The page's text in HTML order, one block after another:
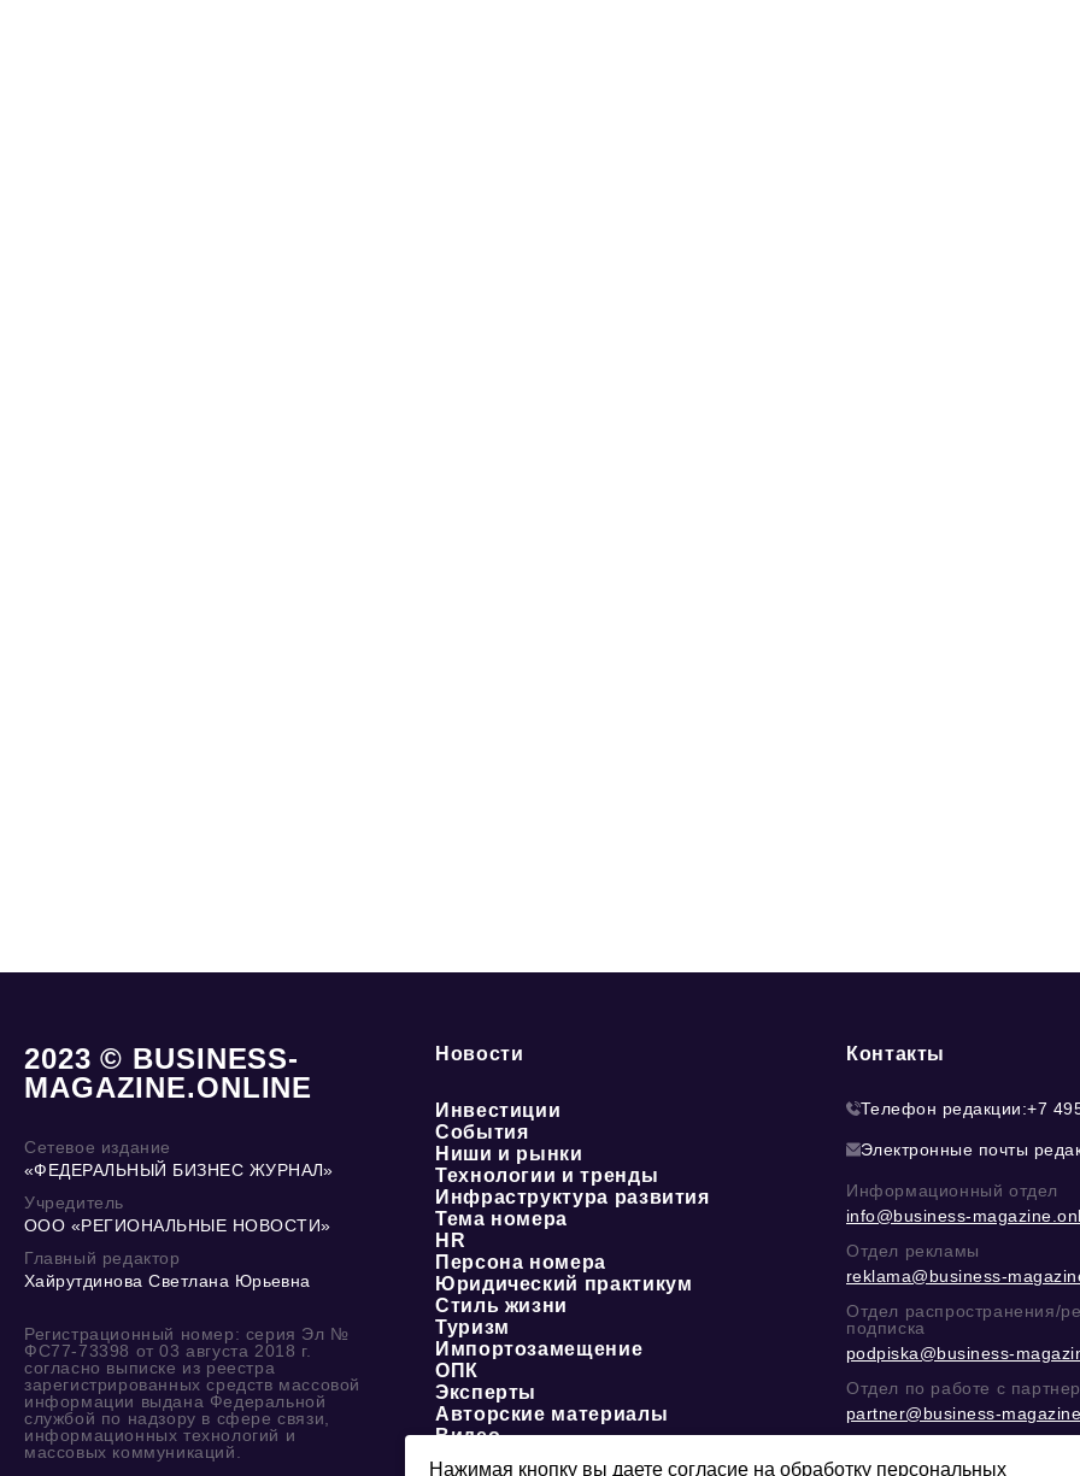
2023 © BUSINESS-
MAGAZINE.ONLINE
Сетевое издание
«ФЕДЕРАЛЬНЫЙ БИЗНЕС ЖУРНАЛ»
Учредитель
ООО «РЕГИОНАЛЬНЫЕ НОВОСТИ»
Главный редактор
Хайрутдинова Светлана Юрьевна
Регистрационный номер: серия Эл №
ФС77-73398 от 03 августа 2018 г.
согласно выписке из реестра
зарегистрированных средств массовой
информации выдана Федеральной
службой по надзору в сфере связи,
информационных технологий и
массовых коммуникаций.
Новости
Инвестиции
События
Ниши и рынки
Технологии и тренды
Инфраструктура развития
Тема номера
HR
Персона номера
Юридический практикум
Стиль жизни
Туризм
Импортозамещение
ОПК
Эксперты
Авторские материалы
Видео
Контакты
Телефон редакции:+7
Электронные почты
Информационный отдел
info@business-
Отдел рекламы
reklama@business-
Отдел распространения/
подписка
podpiska@business-
Отдел по работе с
partner@business-
@mazovилиMAX
Нажимая кнопку вы даете согласие на обработку персональных